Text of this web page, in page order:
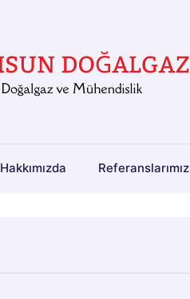
Hakkımızda Referanslarımız